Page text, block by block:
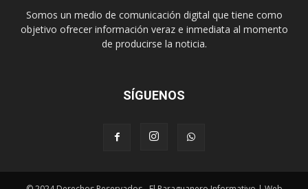
Somos un medio de comunicación digital que tiene como
objetivo ofrecer información veraz e inmediata al momento
de producirse la noticia.
SÍGUENOS